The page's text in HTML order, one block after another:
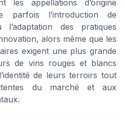
les appellations d’origine
parfois l’introduction de
des pratiques
alors même que les
exigent une plus grande
de vins rouges et blancs
de leurs terroirs tout
du marché et aux